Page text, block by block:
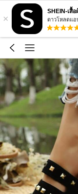
×
SHEIN-เสื้
ดาวโหลดแอ